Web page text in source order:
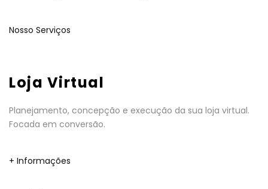
Nosso Serviços
Loja Virtual
Planejamento, concepção e execução da sua loja virtual.
Focada em conversão.
+ Informações